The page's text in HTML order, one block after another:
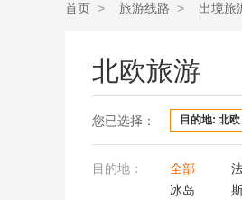
首页 > 旅游线路 > 出境旅
北欧旅游
您已选择： 目的地: 北欧
目的地： 全部
冰岛